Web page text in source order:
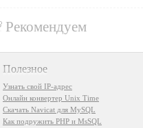
Рекомендуем
Полезное
Узнать свой IP-адрес
Онлайн конвертер Unix Time
Скачать Navicat для MySQL
Как подружить PHP и MsSQL